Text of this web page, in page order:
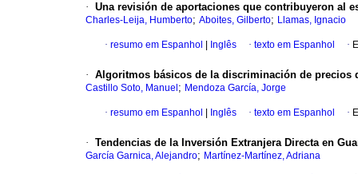
· Una revisión de aportaciones que contribuyeron al
Charles-Leija, Humberto; Aboites, Gilberto; Llamas, Ignacio
· resumo em Espanhol Inglês · texto em Espanhol ·
· Algoritmos básicos de la discriminación de precios
Castillo Soto, Manuel ; Mendoza García, Jorge
· resumo em Espanhol Inglês · texto em Espanhol ·
· Tendencias de la Inversión Extranjera Directa en
García Garnica, Alejandro; Martínez-Martínez, Adriana